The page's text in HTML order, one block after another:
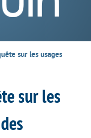
sur les usages
sur les